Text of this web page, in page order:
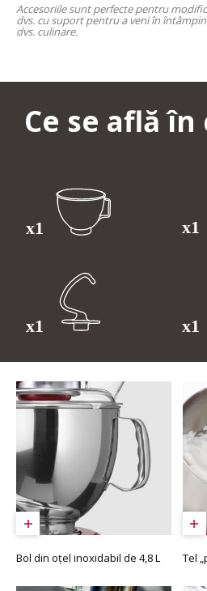
Accesoriile sunt perfecte pentru
dvs. cu suport pentru a veni în
dvs. culinare.
Ce se află în
Bol din oțel inoxidabil de 4,8 L Tel